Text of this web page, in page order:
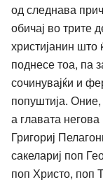
од следнава
обичај во трите
христијанин што
поднесе тоа, па
сочинувајќи и
попуштија. Оние,
а главата
Григориј
сакелариј поп
поп Христо, поп